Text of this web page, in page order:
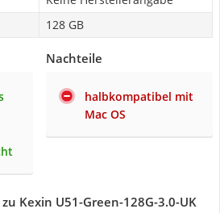
128 GB
Nachteile
halbkompatibel mit
Mac OS
Kexin U51-Green-128G-3.0-UK